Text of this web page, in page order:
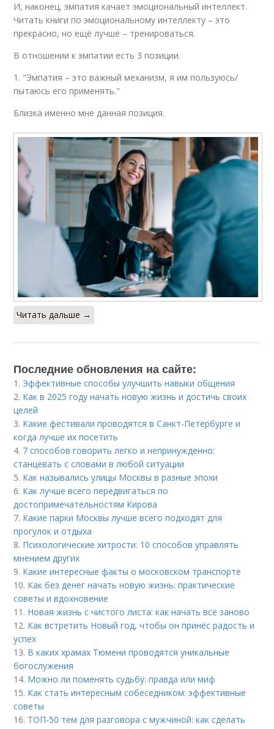
И, наконец, эмпатия качает эмоциональный интеллект.
Читать книги по эмоциональному интеллекту – это
прекрасно, но ещё лучше – тренироваться.
В отношении к эмпатии есть 3 позиции.
1. "Эмпатия – это важный механизм, я им пользуюсь/
пытаюсь его применять."
Близка именно мне данная позиция.
Читать дальше →
Последние обновления на сайте:
1. Эффективные способы улучшить навыки общения
2. Как в 2025 году начать новую жизнь и достичь своих
целей
3. Какие фестивали проводятся в Санкт-Петербурге и
когда лучше их посетить
4. 7 способов говорить легко и непринужденно:
станцевать с словами в любой ситуации
5. Как назывались улицы Москвы в разные эпохи
6. Как лучше всего передвигаться по
достопримечательностям Кирова
7. Какие парки Москвы лучше всего подходят для
прогулок и отдыха
8. Психологические хитрости: 10 способов управлять
мнением других
9. Какие интересные факты о московском транспорте
10. Как без денег начать новую жизнь: практические
советы и вдохновение
11. Новая жизнь с чистого листа: как начать всё заново
12. Как встретить Новый год, чтобы он принёс радость и
успех
13. В каких храмах Тюмени проводятся уникальные
богослужения
14. Можно ли поменять судьбу: правда или миф
15. Как стать интересным собеседником: эффективные
советы
16. ТОП-50 тем для разговора с мужчиной: как сделать